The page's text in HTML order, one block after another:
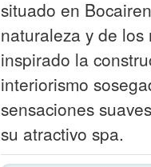
inspirado la
interiorismo
sensaciones
su atractivo spa.